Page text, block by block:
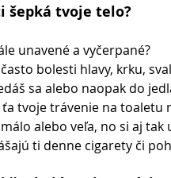
šepká tvoje telo?
unavené a vyčerpané?
bolesti hlavy, krku,
sa alebo naopak do
ťa tvoje trávenie na toaletu
alebo veľa, no si aj tak
ti denne cigarety či